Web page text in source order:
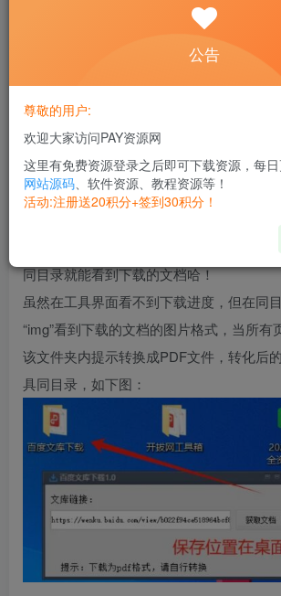
一键下载VIP文档[真棒]自动转换成PDF文件
【资源版本】：2024
【资源大小】：130M
【测试机型】：Windows
【资源介绍】：
复制文库地址，使用快捷键Ctrl+V 粘贴地
示。当文档下载完成，打开的下载窗口会
同目录就能看到下载的文档哈！
虽然在工具界面看不到下载进度，但在同
“img”看到下载的文档的图片格式，当所有
该文件夹内提示转换成PDF文件，转化后
具同目录，如下图：
公告
尊敬的用户:
欢迎大家访问PAY资源网
这里有免费资源登录之后即可下载资源，每
网站源码、软件资源、教程资源等！
活动:注册送20积分+签到30积分！